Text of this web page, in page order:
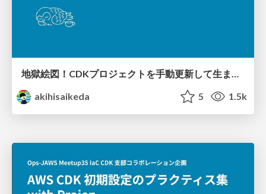
akihisaikeda
5 1.5k